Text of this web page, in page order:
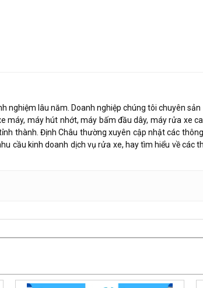
nghiệm lâu năm. Doanh nghiệp chúng tôi chuyên
máy, máy hút nhớt, máy bấm đầu dây, máy rửa xe
thành. Định Châu thường xuyên cập nhật các
cầu kinh doanh dịch vụ rửa xe, hay tìm hiểu về các